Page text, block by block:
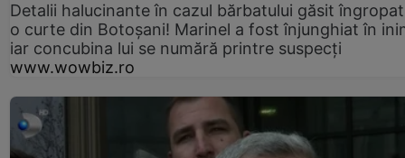
Detalii halucinante în cazul bărbatului găsit
o curte din Botoșani! Marinel a fost înjunghiat în
iar concubina lui se numără printre suspecți
www.wowbiz.ro